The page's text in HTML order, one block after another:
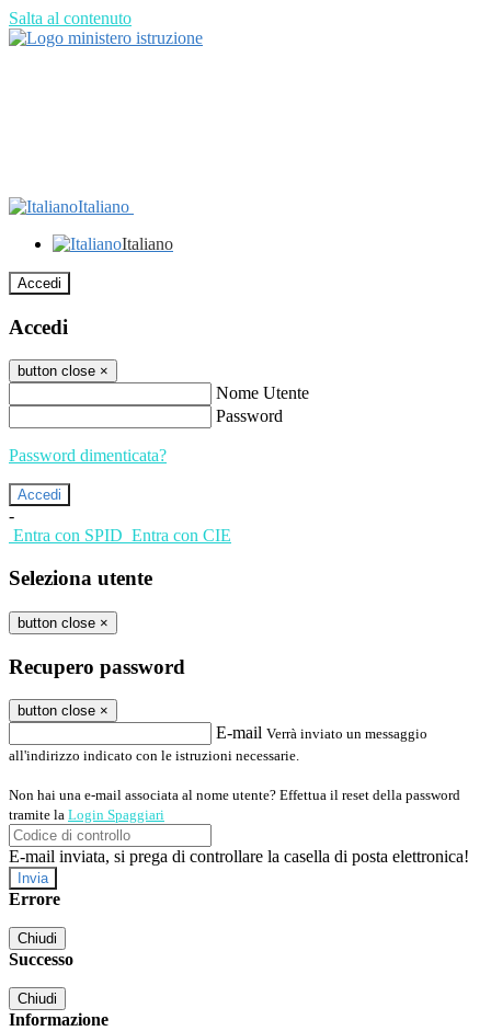
Salta al contenuto
Italiano
Italiano
Accedi
Accedi
button close ×
Nome Utente
Password
Password dimenticata?
-
Entra con SPID Entra con CIE
Seleziona utente
button close ×
Recupero password
button close ×
E-mail Verrà inviato un messaggio
all'indirizzo indicato con le istruzioni necessarie.
Non hai una e-mail associata al nome utente? Effettua il reset della password
tramite la Login Spaggiari
E-mail inviata, si prega di controllare la casella di posta elettronica!
Errore
Chiudi
Successo
Chiudi
Informazione